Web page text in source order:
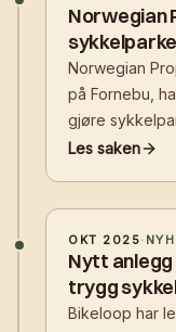
Norwegian
Norwegian
på Fornebu,
gjøre
ansatte
Les saken
OKT 2025·
Nytt anlegg
trygg
Bikeloop har